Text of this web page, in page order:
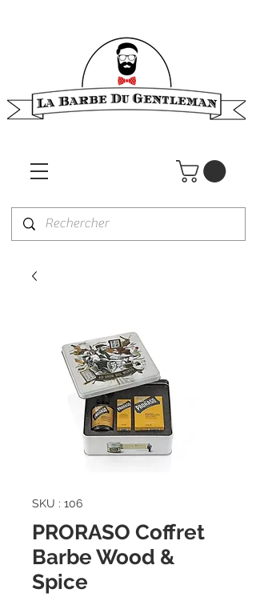
SKU : 106
PRORASO Coffret
Barbe Wood &
Spice